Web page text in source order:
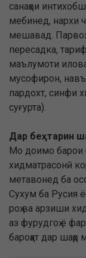
санаҳои
мебинед, нархи
мешавад.
пересадка,
маълумоти
мусофирон,
пардохт, синфи
суғурта).
Дар беҳтарин
Мо доимо барои
хидматрасонӣ
метавонед ба
Сухум ба Русия
роҳ ва арзиши
аз фурудгоҳ ё
бароҳат дар